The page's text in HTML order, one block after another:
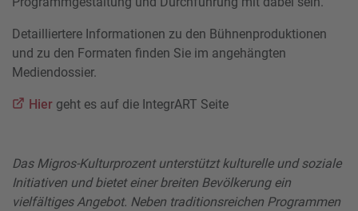
Detailliertere Informationen zu den Bühnenproduktionen
und zu den Formaten finden Sie im angehängten
Mediendossier.
Hier geht es auf die IntegrART Seite
Das Migros-Kulturprozent unterstützt kulturelle und soziale
Initiativen und bietet einer breiten Bevölkerung ein
vielfältiges Angebot. Neben traditionsreichen Programmen